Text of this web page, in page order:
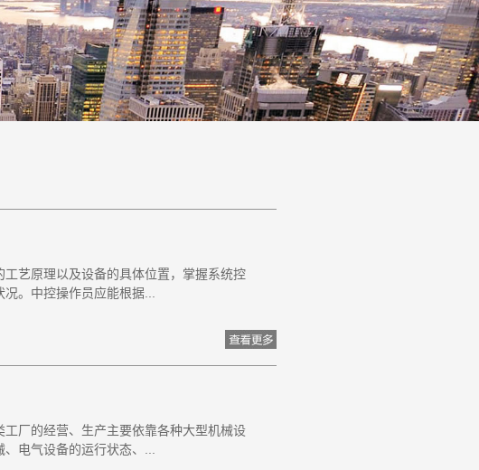
艺原理以及设备的具体位置，掌握系统控
。中控操作员应能根据...
厂的经营、生产主要依靠各种大型机械设
电气设备的运行状态、...